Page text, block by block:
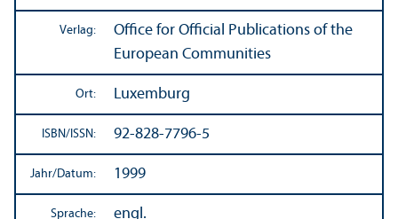
Verlag:
Office for Official Publications of the
European Communities
Ort: Luxemburg
ISBN/ ISSN: 92-828-7796-5
Jahr/Datum: 1999
Sprache: engl.